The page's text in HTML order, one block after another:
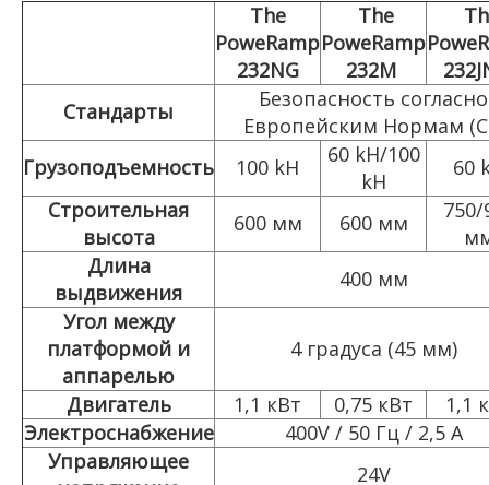
The
PoweRamp
232NG
The
PoweRamp
232M
Стандарты
Безопасность согласно
Европейским Нормам
Грузоподъемность
100 kH
60 kH/100
kH
60
Строительная
высота
600 мм 600 мм
750/
Длина
выдвижения
400 мм
Угол между
платформой и
аппарелью
4 градуса (45 мм)
Двигатель 1,1 кВт 0,75 кВт
1,1
Электроснабжение
400V / 50 Гц / 2,5 А
Управляющее
24V